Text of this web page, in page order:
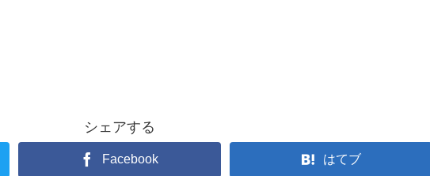
シェアする
Facebook はてブ